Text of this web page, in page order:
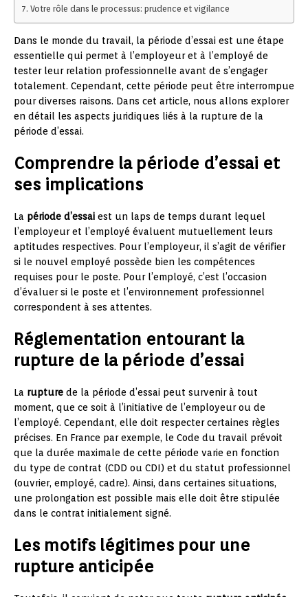
Votre rôle dans le processus: prudence et vigilance
Dans le monde du travail, la période d’essai est une étape
essentielle qui permet à l’employeur et à l’employé de
tester leur relation professionnelle avant de s’engager
totalement. Cependant, cette période peut être interrompue
pour diverses raisons. Dans cet article, nous allons explorer
en détail les aspects juridiques liés à la rupture de la
période d’essai.
Comprendre la période d’essai et
ses implications
La période d’essai est un laps de temps durant lequel
l’employeur et l’employé évaluent mutuellement leurs
aptitudes respectives. Pour l’employeur, il s’agit de vérifier
si le nouvel employé possède bien les compétences
requises pour le poste. Pour l’employé, c’est l’occasion
d’évaluer si le poste et l’environnement professionnel
correspondent à ses attentes.
Réglementation entourant la
rupture de la période d’essai
La rupture de la période d’essai peut survenir à tout
moment, que ce soit à l’initiative de l’employeur ou de
l’employé. Cependant, elle doit respecter certaines règles
précises. En France par exemple, le Code du travail prévoit
que la durée maximale de cette période varie en fonction
du type de contrat (CDD ou CDI) et du statut professionnel
(ouvrier, employé, cadre). Ainsi, dans certaines situations,
une prolongation est possible mais elle doit être stipulée
dans le contrat initialement signé.
Les motifs légitimes pour une
rupture anticipée